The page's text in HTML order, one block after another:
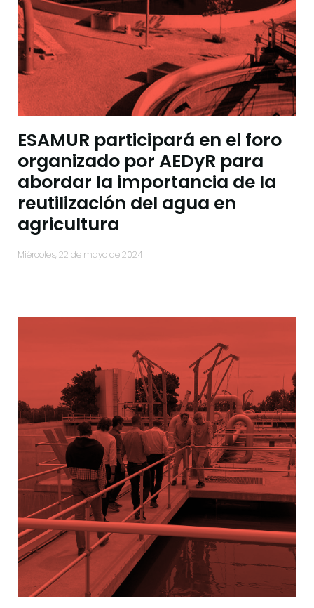
ESAMUR participará en el foro
organizado por AEDyR para
abordar la importancia de la
reutilización del agua en
agricultura
miércoles, 22 de mayo de 2024